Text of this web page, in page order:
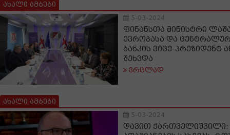
ახალი ამბები
5-03-2024
ფინანსთა მინისტრი
ევროპასა და
ბანკის ვიცე-პრეზიდენტ
შეხვდა
ვრცლად
ახალი ამბები
5-03-2024
დავით ქართველიშვილი: